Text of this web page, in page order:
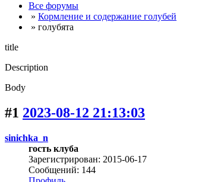
Все форумы
» Кормление и содержание голубей
» голубята
title
Description
Body
#1 2023-08-12 21:13:03
sinichka_n
гость клуба
Зарегистрирован: 2015-06-17
Сообщений: 144